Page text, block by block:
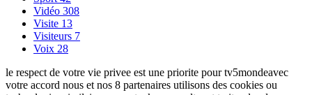
Vidéo 308
Visite 13
Visiteurs 7
Voix 28
le respect de votre vie privee est une priorite pour tv5mondeavec
votre accord nous et nos 8 partenaires utilisons des cookies ou